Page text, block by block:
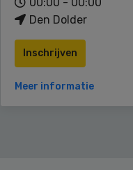
Den Dolder
Inschrijven
Meer informatie